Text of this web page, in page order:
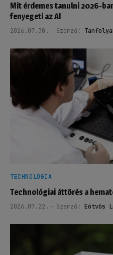
Mit érdemes tanulni 2026-
fenyegeti az AI
2026.07.30. Szerző:
TECHNOLÓGIA
Technológiai áttörés a
2026.07.22. Szerző: Eötvös